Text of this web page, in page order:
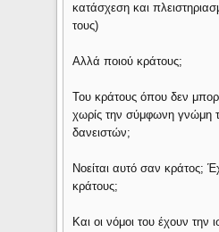
κατάσχεση και
τους)
Αλλά ποιού κράτους;
Του κράτους όπου δεν
χωρίς την σύμφωνη γνώμη
δανειστών;
Νοείται αυτό σαν κράτος;
κράτους;
Και οι νόμοι του έχουν την